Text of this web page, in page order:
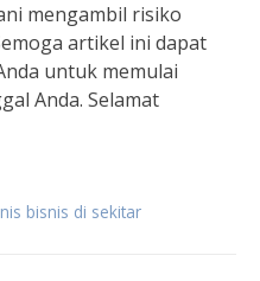
mengambil risiko
artikel ini dapat
untuk memulai
Anda. Selamat
bisnis di sekitar